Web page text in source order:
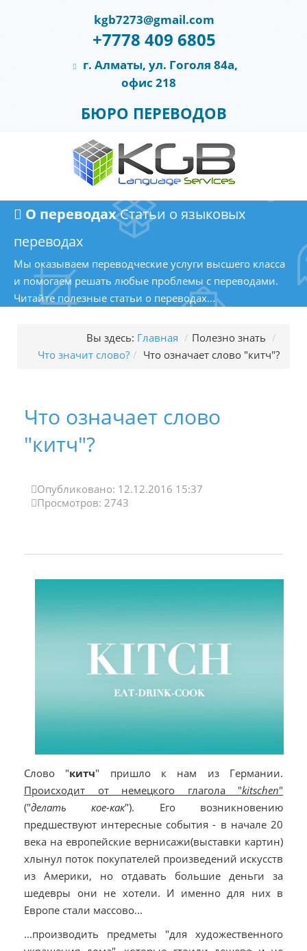
kgb7273@gmail.com
+7778 409 6805
г. Алматы, ул. Гоголя 84а,
офис 218
БЮРО ПЕРЕВОДОВ
О переводахСтатьи о языковых
переводах
Мы оказываем переводческие услуги высшего класса
и помогаем решать любые проблемы с переводами.
Читайте полезные статьи о переводах...
Вы здесь: Главная / Полезно знать /
Что значит слово? / Что означает слово "китч"?
Что означает слово
"китч"?
Опубликовано: 12.12.2016 15:37
Просмотров: 2743
Cлово "китч" пришло к нам из Германии.
Происходит от немецкого глагола "kitschen"
("делать кое-как"). Его возникновению
предшествуют интересные события - в начале 20
века на европейские вернисажи(выставки картин)
хлынул поток покупателей произведений искусств
из Америки, но отдавать большие деньги за
шедевры они не хотели. И именно для них в
Европе стали массово...
...производить предметы "для художественного